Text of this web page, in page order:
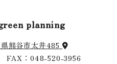
planning
熊谷市太井485
FAX：048-520-3956